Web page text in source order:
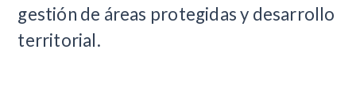
gestión de áreas protegidas y desarrollo
territorial.